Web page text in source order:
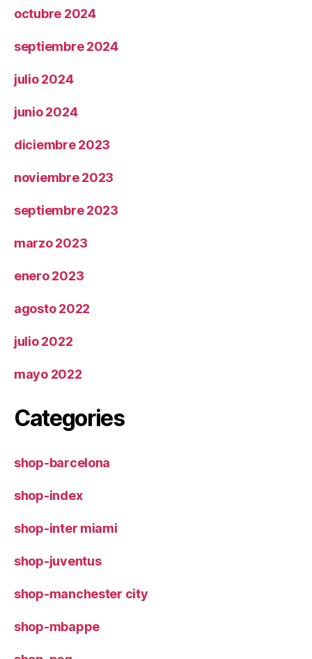
octubre 2024
septiembre 2024
julio 2024
junio 2024
diciembre 2023
noviembre 2023
septiembre 2023
marzo 2023
enero 2023
agosto 2022
julio 2022
mayo 2022
Categories
shop-barcelona
shop-index
shop-inter miami
shop-juventus
shop-manchester city
shop-mbappe